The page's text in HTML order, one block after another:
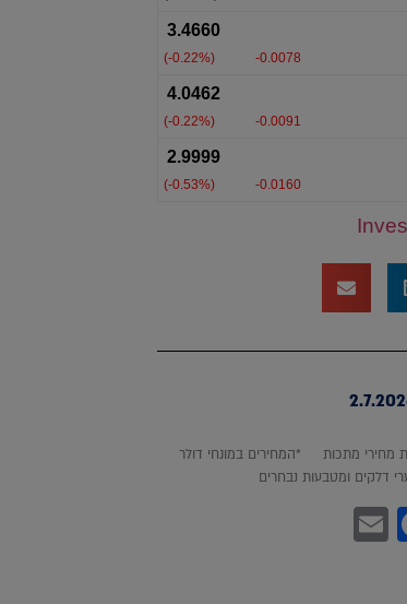
מחירי מתכות *המחירים במונחי דולר
ומטבעות נבחרים
Facebook
Email